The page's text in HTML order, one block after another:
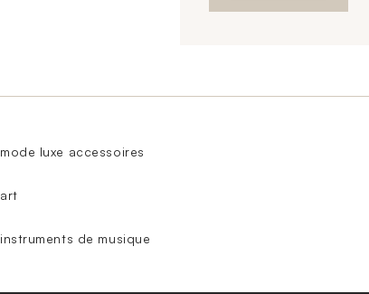
mode luxe accessoires
art
instruments de musique